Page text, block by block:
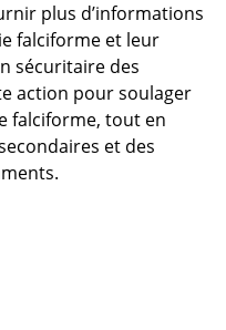
plus d’informations
falciforme et leur
sécuritaire des
action pour soulager
falciforme, tout en
et des